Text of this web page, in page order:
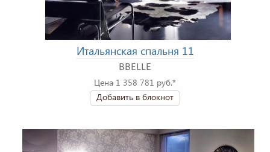
Итальянская спальня 11
BBELLE
Цена 1 358 781 руб.*
Добавить в блокнот